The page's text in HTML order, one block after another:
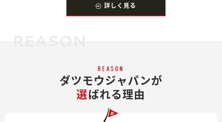
詳しく見る
REASON
ダツモウジャパンが
選ばれる理由